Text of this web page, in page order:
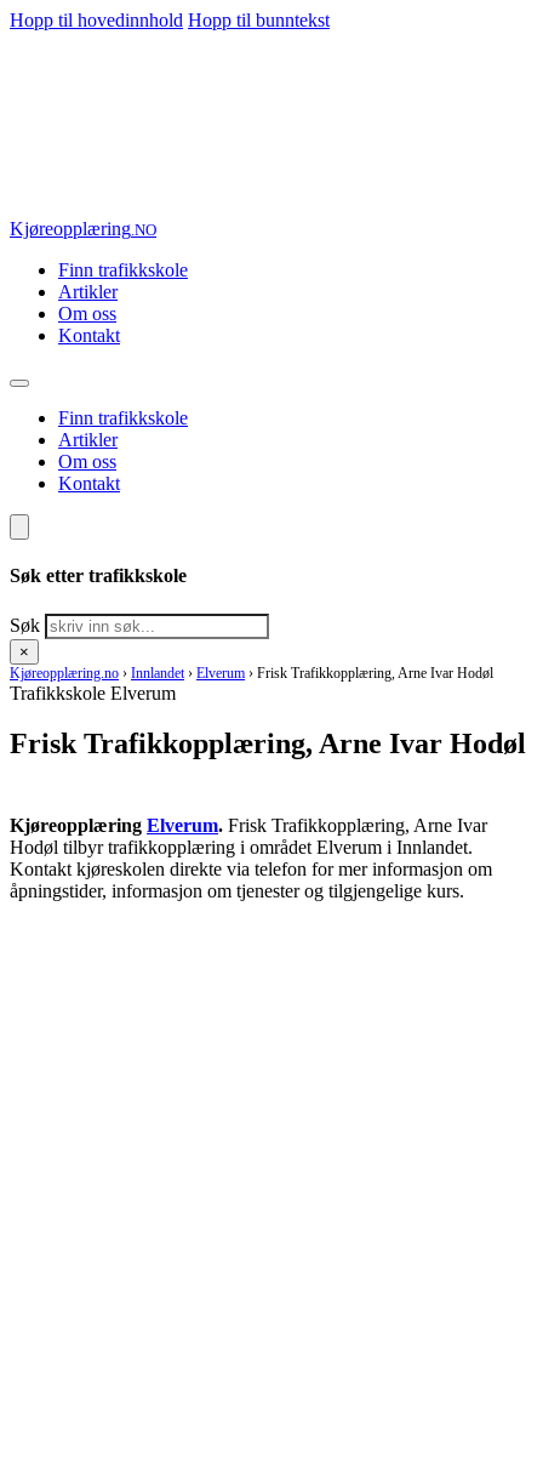
Hopp til hovedinnhold Hopp til bunntekst
Kjøreopplæring.NO
Finn trafikkskole
Artikler
Om oss
Kontakt
Finn trafikkskole
Artikler
Om oss
Kontakt
Søk etter trafikkskole
Søk
×
Kjøreopplæring.no › Innlandet › Elverum › Frisk Trafikkopplæring, Arne Ivar Hodøl
Trafikkskole Elverum
Frisk Trafikkopplæring, Arne Ivar Hodøl
Kjøreopplæring Elverum. Frisk Trafikkopplæring, Arne Ivar
Hodøl tilbyr trafikkopplæring i området Elverum i Innlandet.
Kontakt kjøreskolen direkte via telefon for mer informasjon om
åpningstider, informasjon om tjenester og tilgjengelige kurs.